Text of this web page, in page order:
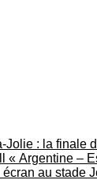
Jolie : la finale
« Argentine –
écran au stade